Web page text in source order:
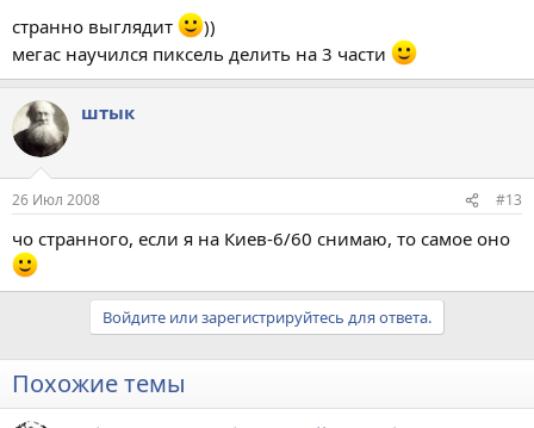
странно выглядит
))
мегас научился пиксель делить на 3 части
штык
26 Июл 2008 #13
чо странного, если я на Киев-6/60 снимаю, то самое оно
Войдите или зарегистрируйтесь для ответа.
Похожие темы